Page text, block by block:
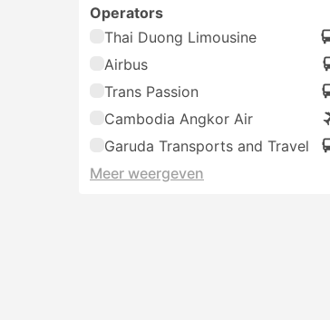
Operators
Thai Duong Limousine
Airbus
Trans Passion
Cambodia Angkor Air
Garuda Transports and Travel
Meer weergeven